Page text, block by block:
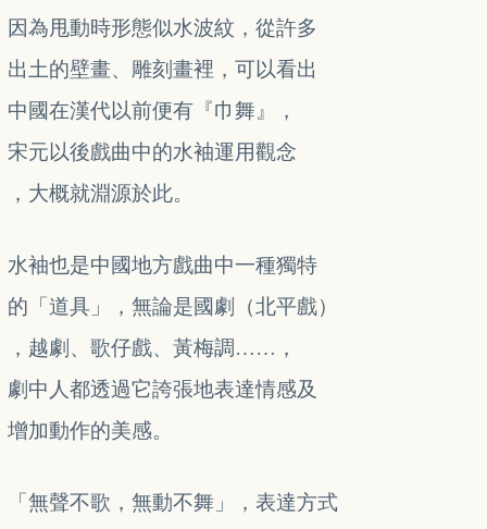
因為甩動時形態似水波紋，從許多
出土的壁畫、雕刻畫裡，可以看出
中國在漢代以前便有『巾舞』，
宋元以後戲曲中的水袖運用觀念
，大概就淵源於此。
水袖也是中國地方戲曲中一種獨特
的「道具」，無論是國劇（北平戲）
，越劇、歌仔戲、黃梅調……，
劇中人都透過它誇張地表達情感及
增加動作的美感。
「無聲不歌，無動不舞」，表達方式